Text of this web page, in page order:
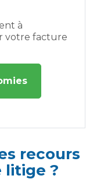
à
votre facture
recours
litige ?